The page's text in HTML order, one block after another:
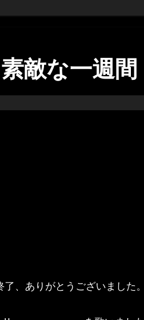
敵な一週間
了、ありがとうございました